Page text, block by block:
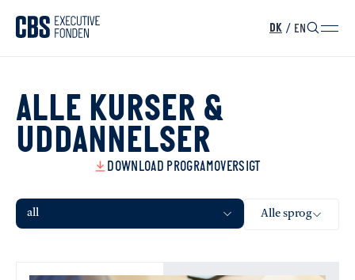
DK / EN
ALLE KURSER &
UDDANNELSER
DOWNLOAD PROGRAMOVERSIGT
all Alle sprog